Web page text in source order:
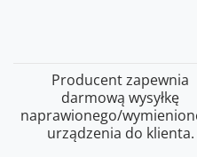
Producent zapewnia
darmową wysyłkę
naprawionego/
urządzenia do klienta.